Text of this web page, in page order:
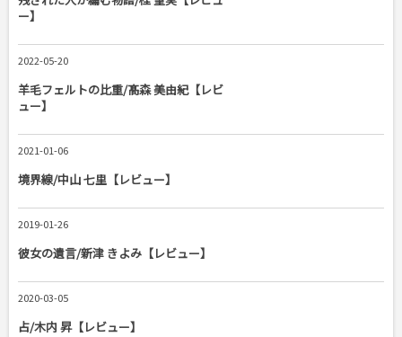
ー】
2022-05-20
羊毛フェルトの比重/髙森 美由紀【レビ
ュー】
2021-01-06
境界線/中山 七里【レビュー】
2019-01-26
彼女の遺言/新津 きよみ【レビュー】
2020-03-05
占/木内 昇【レビュー】